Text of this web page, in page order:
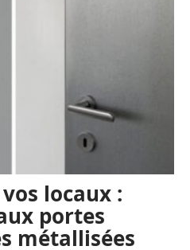
locaux :
portes
métallisées